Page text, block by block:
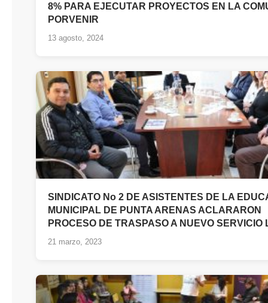
8% PARA EJECUTAR PROYECTOS EN LA
PORVENIR
13 agosto, 2024
SINDICATO No 2 DE ASISTENTES DE LA
MUNICIPAL DE PUNTA ARENAS ACLARARON
PROCESO DE TRASPASO A NUEVO SERVICIO
21 marzo, 2023